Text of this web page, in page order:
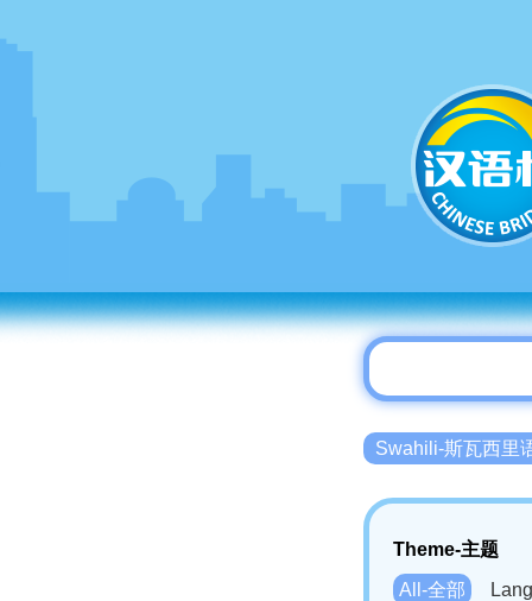
Swahili-斯瓦西里
Theme-主题
All-全部